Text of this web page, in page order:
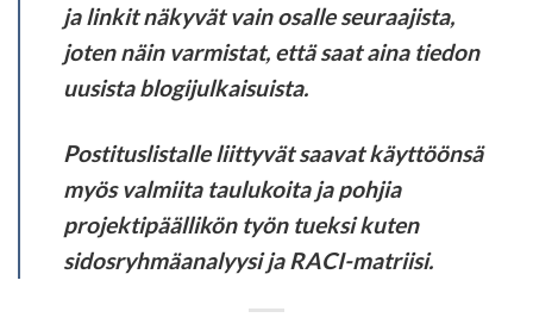
ja linkit näkyvät vain osalle seuraajista,
joten näin varmistat, että saat aina tiedon
uusista blogijulkaisuista.
Postituslistalle liittyvät saavat käyttöönsä
myös valmiita taulukoita ja pohjia
projektipäällikön työn tueksi kuten
sidosryhmäanalyysi ja RACI-matriisi.